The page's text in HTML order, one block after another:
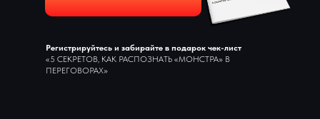
Регистрируйтесь и забирайте в подарок чек-лист
«5 СЕКРЕТОВ, КАК РАСПОЗНАТЬ «МОНСТРА» В
ПЕРЕГОВОРАХ»